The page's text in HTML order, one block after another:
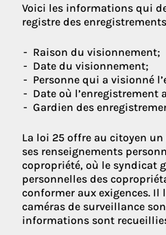
Voici les informations qui
registre des
Raison du visionnement;
Date du visionnement;
Personne qui a visionné
Date où l’enregistrement
Gardien des
La loi 25 offre au citoyen
ses renseignements
copropriété, où le syndicat
personnelles des
conformer aux exigences. Il
caméras de surveillance
informations sont